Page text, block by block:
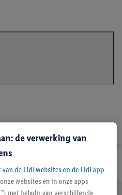
de verwerking van
de Lidl websites en de Lidl app
websites en in onze apps
met behulp van verschillende